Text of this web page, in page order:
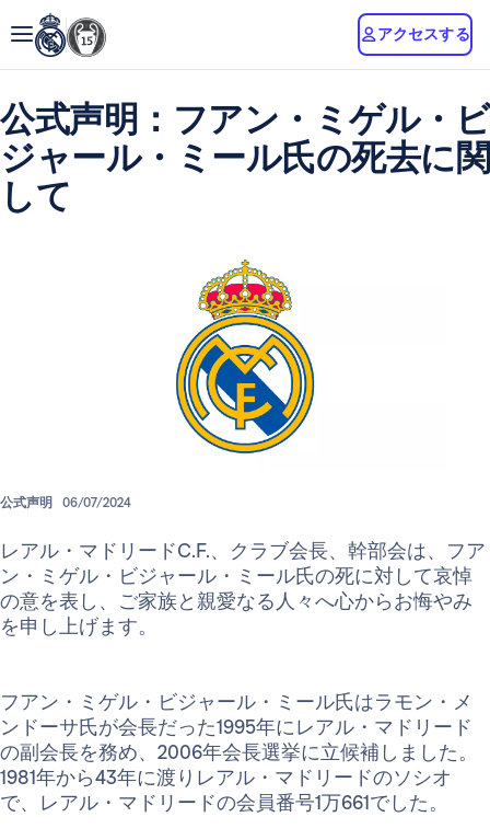
アクセスする
公式声明：フアン・ミゲル・ビ
ジャール・ミール氏の死去に関
して
公式声明 06/07/2024
レアル・マドリードC.F.、クラブ会長、幹部会は、フア
ン・ミゲル・ビジャール・ミール氏の死に対して哀悼
の意を表し、ご家族と親愛なる人々へ心からお悔やみ
を申し上げます。
フアン・ミゲル・ビジャール・ミール氏はラモン・メ
ンドーサ氏が会長だった1995年にレアル・マドリード
の副会長を務め、2006年会長選挙に立候補しました。
1981年から43年に渡りレアル・マドリードのソシオ
で、レアル・マドリードの会員番号1万661でした。